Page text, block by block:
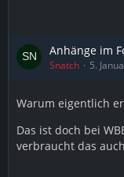
Anhänge im
Snatch 5.
Warum eigentlich
Das ist doch bei
verbraucht das